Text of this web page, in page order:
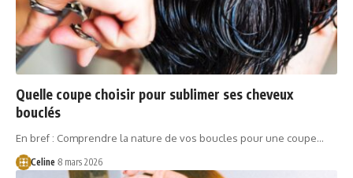
Quelle coupe choisir pour sublimer ses cheveux
bouclés
En bref : Comprendre la nature de vos boucles pour une coupe…
Celine 8 mars 2026